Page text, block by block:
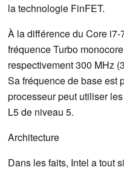
la technologie FinFET.
À la différence du Core
fréquence Turbo
respectivement 300 MHz
Sa fréquence de base est
processeur peut utiliser
L5 de niveau 5.
Architecture
Dans les faits, Intel a tout